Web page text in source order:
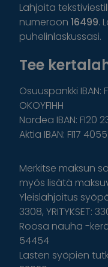
Lahjoita
numeroon 16499.
puhelinlaskussasi.
Tee
Osuuspankki IBAN:
OKOYFIHH
Nordea IBAN: FI20
Aktia IBAN: FI17
Merkitse maksun
myös lisätä
Yleislahjoitus
3308, YRITYKSET:
Roosa nauha -
54454
Lasten syöpien